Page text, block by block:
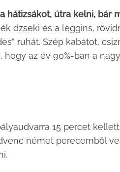
hátizsákot, útra kelni, bár
dzseki és a leggins,
ruhát. Szép kabátot,
hogy az év 90%-ban a
15 percet
német perecemből